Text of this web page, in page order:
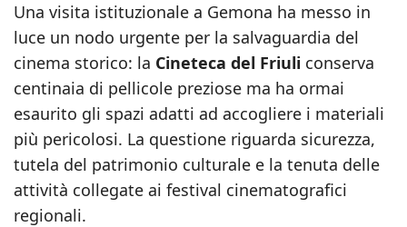
Una visita istituzionale a Gemona ha messo in
luce un nodo urgente per la salvaguardia del
cinema storico: la Cineteca del Friuli conserva
centinaia di pellicole preziose ma ha ormai
esaurito gli spazi adatti ad accogliere i materiali
più pericolosi. La questione riguarda sicurezza,
tutela del patrimonio culturale e la tenuta delle
attività collegate ai festival cinematografici
regionali.